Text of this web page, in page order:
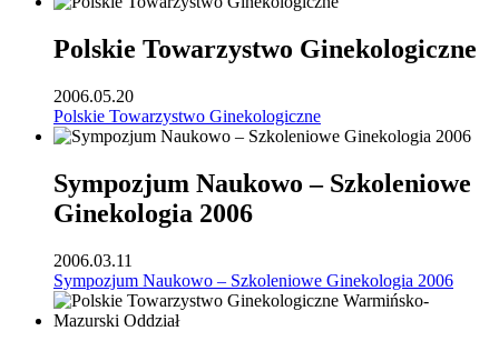
Polskie Towarzystwo Ginekologiczne
2006.05.20
Polskie Towarzystwo Ginekologiczne
Sympozjum Naukowo – Szkoleniowe
Ginekologia 2006
2006.03.11
Sympozjum Naukowo – Szkoleniowe Ginekologia 2006